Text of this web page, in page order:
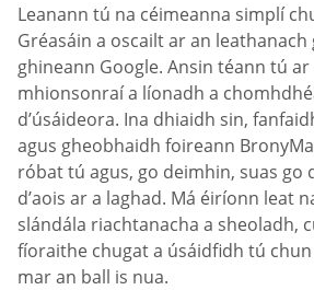
Leanann tú na céimeanna simplí
Gréasáin a oscailt ar an leathanach
ghineann Google. Ansin téann tú
mhionsonraí a líonadh a
d’úsáideora. Ina dhiaidh sin,
agus gheobhaidh foireann
róbat tú agus, go deimhin, suas go
d’aois ar a laghad. Má éiríonn leat
slándála riachtanacha a sheoladh,
fíoraithe chugat a úsáidfidh tú
mar an ball is nua.